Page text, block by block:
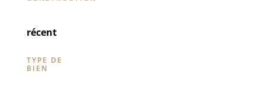
récent
TYPE DE
BIEN